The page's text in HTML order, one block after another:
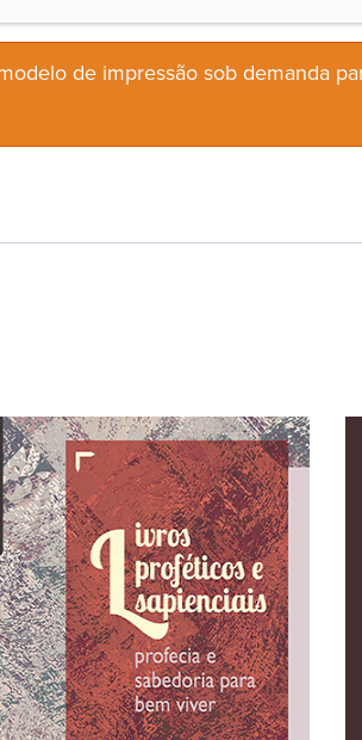
de impressão sob demanda